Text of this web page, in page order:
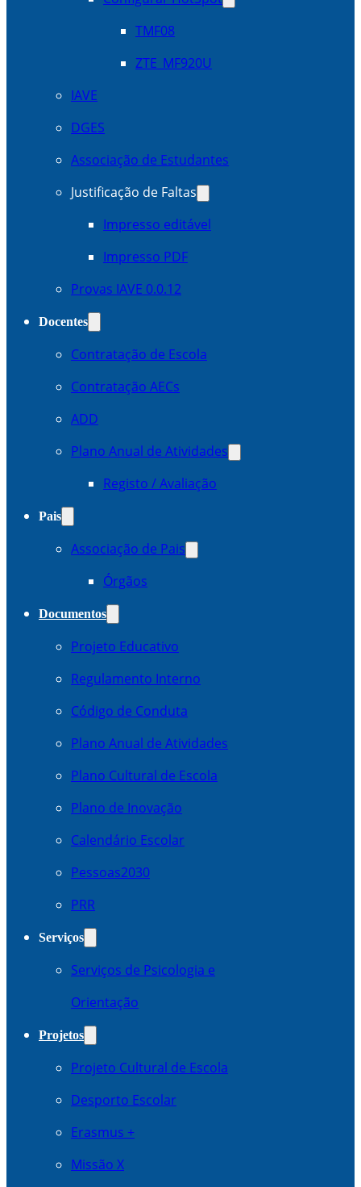
TMF08
ZTE_MF920U
IAVE
DGES
Associação de Estudantes
Justificação de Faltas
Impresso editável
Impresso PDF
Provas IAVE 0.0.12
Docentes
Contratação de Escola
Contratação AECs
ADD
Plano Anual de Atividades
Registo / Avaliação
Pais
Associação de Pais
Órgãos
Documentos
Projeto Educativo
Regulamento Interno
Código de Conduta
Plano Anual de Atividades
Plano Cultural de Escola
Plano de Inovação
Calendário Escolar
Pessoas2030
PRR
Serviços
Serviços de Psicologia e
Orientação
Projetos
Projeto Cultural de Escola
Desporto Escolar
Erasmus +
Missão X